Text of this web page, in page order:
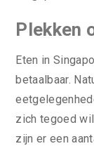
Plekken
Eten in
betaalbaar.
zich tegoed
zijn er een